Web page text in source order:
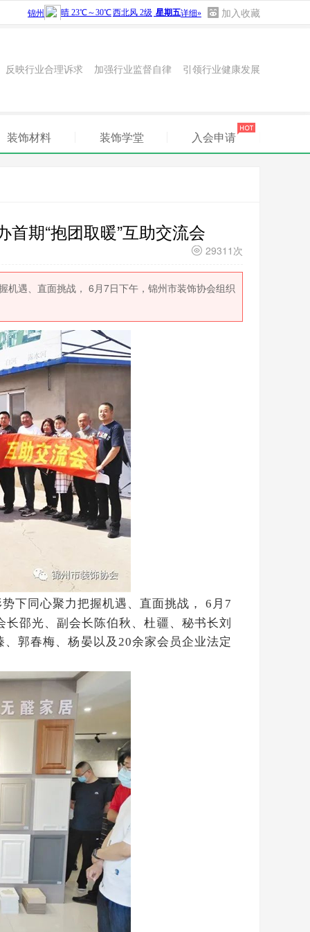
加入收藏
映行业合理诉求 加强行业监督自律 引领行业健康发展
装饰材料 装饰学堂 入会申请
期“抱团取暖”互助交流会
29311次
遇、直面挑战， 6月7日下午，锦州市装饰协会组织
下同心聚力把握机遇、直面挑战， 6 月 7
邵光、副会长陈伯秋、杜疆、秘书长刘
郭春梅、杨晏以及 20余家会员企业法定